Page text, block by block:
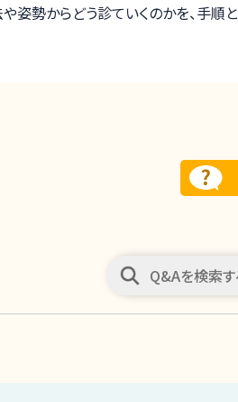
勢からどう診ていくのかを、手順と